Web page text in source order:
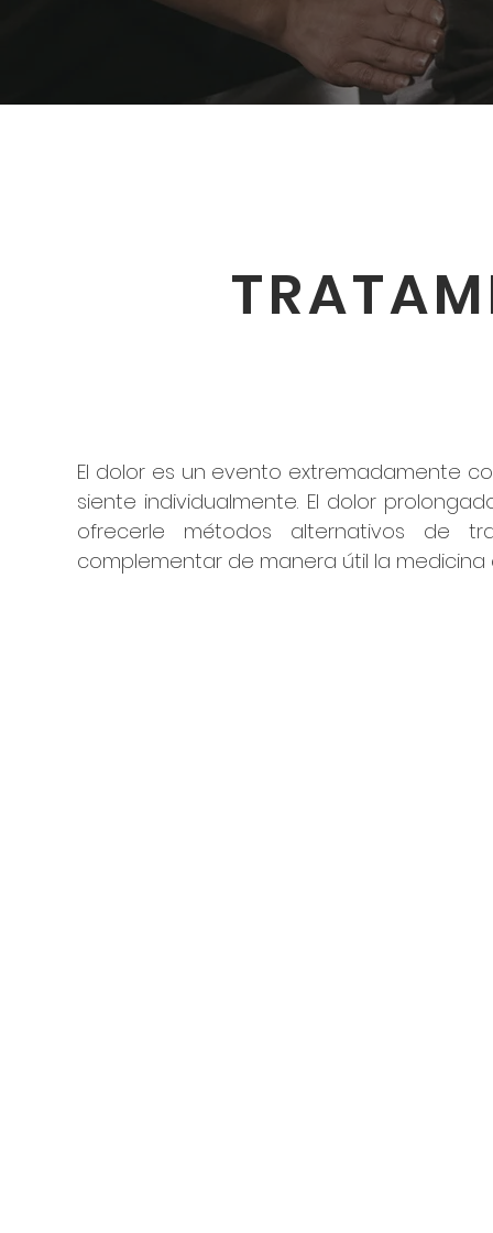
El dolor es un evento extremadamente
siente individualmente. El dolor
ofrecerle métodos alternativos de
complementar de manera útil la medicina